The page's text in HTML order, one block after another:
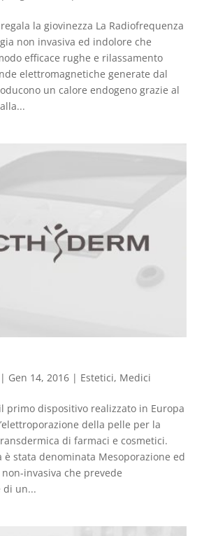
regala la giovinezza La Radiofrequenza
non invasiva ed indolore che
efficace rughe e rilassamento
elettromagnetiche generate dal
un calore endogeno grazie al
| Gen 14, 2016| Estetici, Medici
primo dispositivo realizzato in Europa
della pelle per la
di farmaci e cosmetici.
è stata denominata Mesoporazione ed
invasiva che prevede
di un...